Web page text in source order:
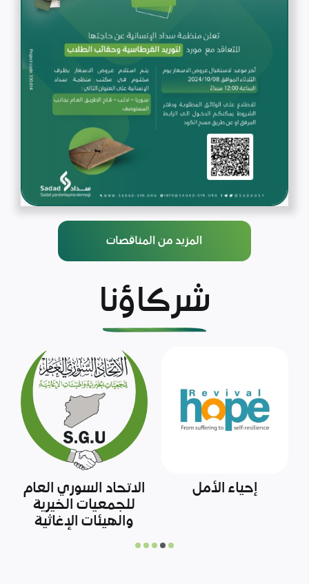
المزيد من المناقصات
شركاؤنا
أوتشا وزارة الزراعة التركية